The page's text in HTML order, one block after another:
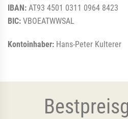
IBAN: AT93 4501 0311 0964 8423
BIC: VBOEATWWSAL
Kontoinhaber: Hans-Peter Kulterer